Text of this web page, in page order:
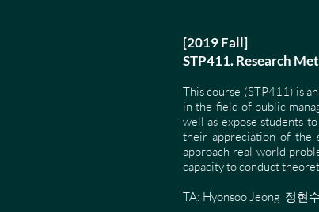
[2019 Fall]
STP411. Research
​This course (STP411) is
in the field of public
well as expose students
their appreciation of the
approach real world
capacity to conduct
TA: Hyonsoo Jeong 정현수